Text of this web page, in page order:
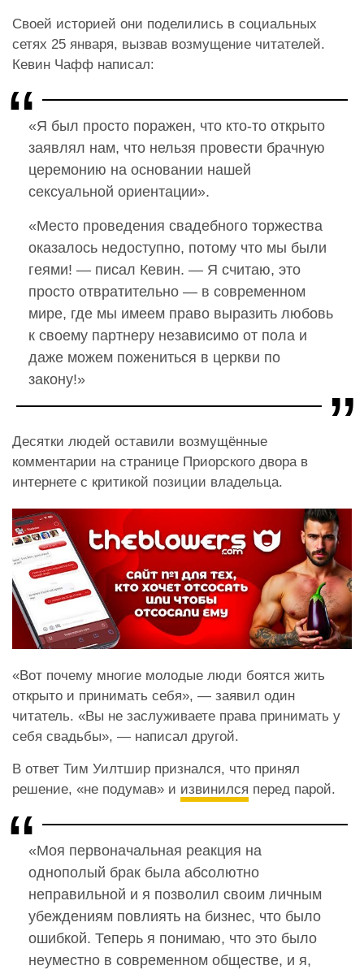
Своей историей они поделились в социальных
сетях 25 января, вызвав возмущение читателей.
Кевин Чафф написал:
«Я был просто поражен, что кто-то открыто
заявлял нам, что нельзя провести брачную
церемонию на основании нашей
сексуальной ориентации».
«Место проведения свадебного торжества
оказалось недоступно, потому что мы были
геями! — писал Кевин. — Я считаю, это
просто отвратительно — в современном
мире, где мы имеем право выразить любовь
к своему партнеру независимо от пола и
даже можем пожениться в церкви по
закону!»
Десятки людей оставили возмущённые
комментарии на странице Приорского двора в
интернете с критикой позиции владельца.
«Вот почему многие молодые люди боятся жить
открыто и принимать себя», — заявил один
читатель. «Вы не заслуживаете права принимать у
себя свадьбы», — написал другой.
В ответ Тим Уилтшир признался, что принял
решение, «не подумав» и извинился перед парой.
«Моя первоначальная реакция на
однополый брак была абсолютно
неправильной и я позволил своим личным
убеждениям повлиять на бизнес, что было
ошибкой. Теперь я понимаю, что это было
неуместно в современном обществе, и я,